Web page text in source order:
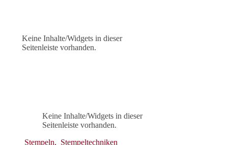
Keine Inhalte/Widgets in dieser
Seitenleiste vorhanden.
Keine Inhalte/Widgets in dieser
Seitenleiste vorhanden.
Stempeln, Stempeltechniken